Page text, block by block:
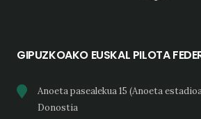
GIPUZKOAKO EUSKAL PILOTA
Anoeta pasealekua 15 (Anoeta
Donostia